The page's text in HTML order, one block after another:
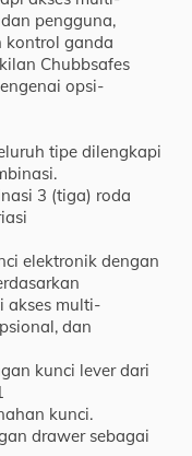
pengguna,
kontrol ganda
Chubbsafes
opsi-
tipe dilengkapi
3 (tiga) roda
elektronik dengan
akses multi-
dan
kunci lever dari
kunci.
drawer sebagai